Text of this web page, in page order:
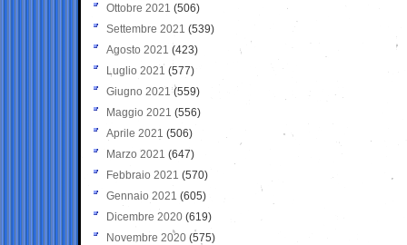
Ottobre 2021 (506)
Settembre 2021 (539)
Agosto 2021 (423)
Luglio 2021 (577)
Giugno 2021(559)
Maggio 2021 (556)
Aprile 2021 (506)
Marzo 2021 (647)
Febbraio 2021 (570)
Gennaio 2021 (605)
Dicembre 2020 (619)
Novembre 2020 (575)